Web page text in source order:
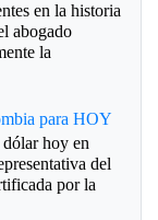
en la historia
abogado
la
para HOY
hoy en
del
por la